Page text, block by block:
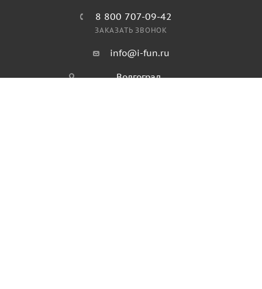
8 800 707-09-42
ЗАКАЗАТЬ ЗВОНОК
info@i-fun.ru
Волгоград,